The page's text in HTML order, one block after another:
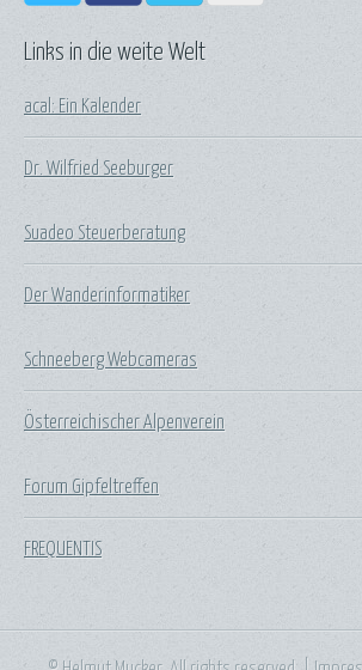
Links in die weite Welt
acal: Ein Kalender
Dr. Wilfried Seeburger
Suadeo Steuerberatung
Der Wanderinformatiker
Schneeberg Webcameras
Österreichischer Alpenverein
Forum Gipfeltreffen
FREQUENTIS